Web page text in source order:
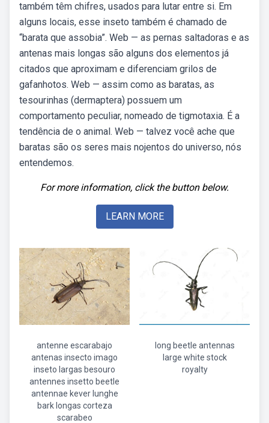
também têm chifres, usados para lutar entre si. Em
alguns locais, esse inseto também é chamado de
“barata que assobia”. Web — as pernas saltadoras e as
antenas mais longas são alguns dos elementos já
citados que aproximam e diferenciam grilos de
gafanhotos. Web — assim como as baratas, as
tesourinhas (dermaptera) possuem um
comportamento peculiar, nomeado de tigmotaxia. É a
tendência de o animal. Web — talvez você ache que
baratas são os seres mais nojentos do universo, nós
entendemos.
For more information, click the button below.
LEARN MORE
antenne escarabajo
antenas insecto imago
inseto largas besouro
antennes insetto beetle
antennae kever lunghe
bark longas corteza
scarabeo
long beetle antennas
large white stock
royalty